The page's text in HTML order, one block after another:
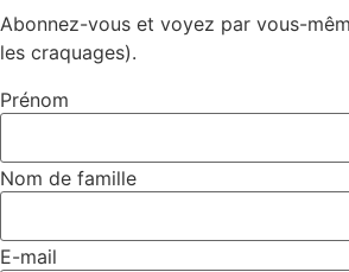
Abonnez-vous et voyez par vous-
les craquages).
Prénom
Nom de famille
E-mail